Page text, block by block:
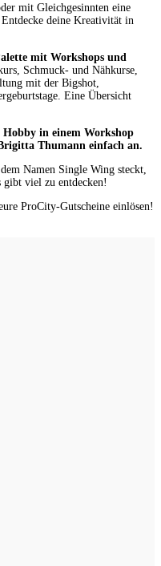
mit Gleichgesinnten eine
Entdecke deine Kreativität in
mit Workshops und
Schmuck- und Nähkurse,
mit der Bigshot,
Eine Übersicht
in einem Workshop
Thumann einfach an.
Namen Single Wing steckt,
gibt viel zu entdecken!
ProCity-Gutscheine einlösen!